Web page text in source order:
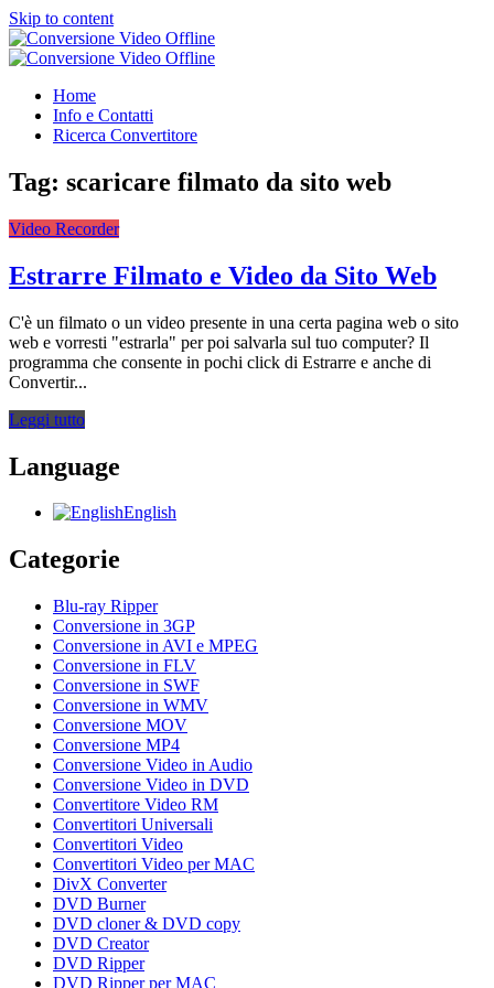
Skip to content
Conversione Video Offline
Video Converter Software
Home
Info e Contatti
Ricerca Convertitore
Tag: scaricare filmato da sito web
Video Recorder
Estrarre Filmato e Video da Sito Web
C'è un filmato o un video presente in una certa pagina web o sito
web e vorresti "estrarla" per poi salvarla sul tuo computer? Il
programma che consente in pochi click di Estrarre e anche di
Convertir...
Leggi tutto
Language
English
Categorie
Blu-ray Ripper
Conversione in 3GP
Conversione in AVI e MPEG
Conversione in FLV
Conversione in SWF
Conversione in WMV
Conversione MOV
Conversione MP4
Conversione Video in Audio
Conversione Video in DVD
Convertitore Video RM
Convertitori Universali
Convertitori Video
Convertitori Video per MAC
DivX Converter
DVD Burner
DVD cloner & DVD copy
DVD Creator
DVD Ripper
DVD Ripper per MAC